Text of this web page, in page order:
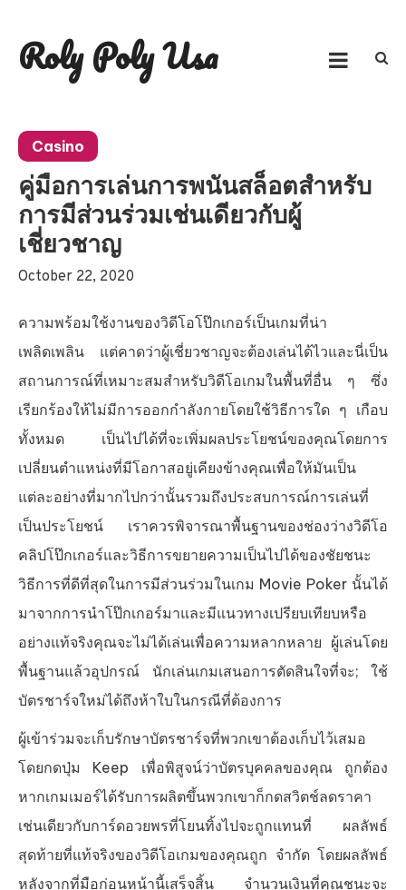
content
Roly Poly Usa
Casino
คู่มือการเล่นการพนันสล็อตสำหรับ
การมีส่วนร่วมเช่นเดียวกับผู้
เชี่ยวชาญ
October 22, 2020
ความพร้อมใช้งานของวิดีโอโป๊กเกอร์เป็นเกมที่น่า
เพลิดเพลิน แต่คาดว่าผู้เชี่ยวชาญจะต้องเล่นได้ไวและนี่เป็น
สถานการณ์ที่เหมาะสมสำหรับวิดีโอเกมในพื้นที่อื่น ๆ ซึ่ง
เรียกร้องให้ไม่มีการออกกำลังกายโดยใช้วิธีการใด ๆ เกือบ
ทั้งหมด เป็นไปได้ที่จะเพิ่มผลประโยชน์ของคุณโดยการ
เปลี่ยนตำแหน่งที่มีโอกาสอยู่เคียงข้างคุณเพื่อให้มันเป็น
แต่ละอย่างที่มากไปกว่านั้นรวมถึงประสบการณ์การเล่นที่
เป็นประโยชน์ เราควรพิจารณาพื้นฐานของช่องว่างวิดีโอ
คลิปโป๊กเกอร์และวิธีการขยายความเป็นไปได้ของชัยชนะ
วิธีการที่ดีที่สุดในการมีส่วนร่วมในเกม Movie Poker นั้นได้
มาจากการนำโป๊กเกอร์มาและมีแนวทางเปรียบเทียบหรือ
อย่างแท้จริงคุณจะไม่ได้เล่นเพื่อความหลากหลาย ผู้เล่นโดย
พื้นฐานแล้วอุปกรณ์ นักเล่นเกมเสนอการตัดสินใจที่จะ; ใช้
บัตรชาร์จใหม่ได้ถึงห้าใบในกรณีที่ต้องการ
ผู้เข้าร่วมจะเก็บรักษาบัตรชาร์จที่พวกเขาต้องเก็บไว้เสมอ
โดยกดปุ่ม Keep เพื่อพิสูจน์ว่าบัตรบุคคลของคุณ ถูกต้อง
หากเกมเมอร์ได้รับการผลิตขึ้นพวกเขาก็กดสวิตช์ลดราคา
เช่นเดียวกับการ์ดอวยพรที่โยนทิ้งไปจะถูกแทนที่ ผลลัพธ์
สุดท้ายที่แท้จริงของวิดีโอเกมของคุณถูก จำกัด โดยผลลัพธ์
หลังจากที่มือก่อนหน้านี้เสร็จสิ้น จำนวนเงินที่คุณชนะจะ